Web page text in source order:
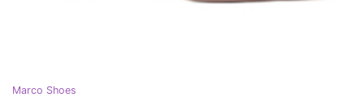
Marco Shoes